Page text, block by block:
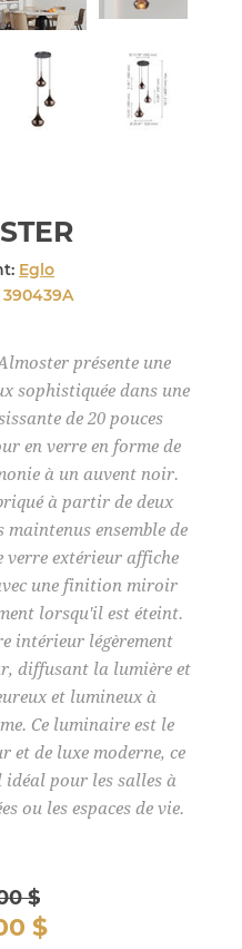
Eglo
390439A
présente une
sophistiquée dans une
de 20 pouces
en verre en forme de
à un auvent noir.
à partir de deux
ensemble de
verre extérieur affiche
une finition miroir
lorsqu'il est éteint.
intérieur légèrement
diffusant la lumière et
et lumineux à
Ce luminaire est le
et de luxe moderne, ce
pour les salles à
ou les espaces de vie.
$
$